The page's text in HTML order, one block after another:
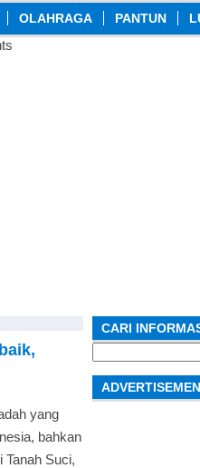
OLAHRAGA PANTUN
yang
bahkan
Suci,
CARI
for: